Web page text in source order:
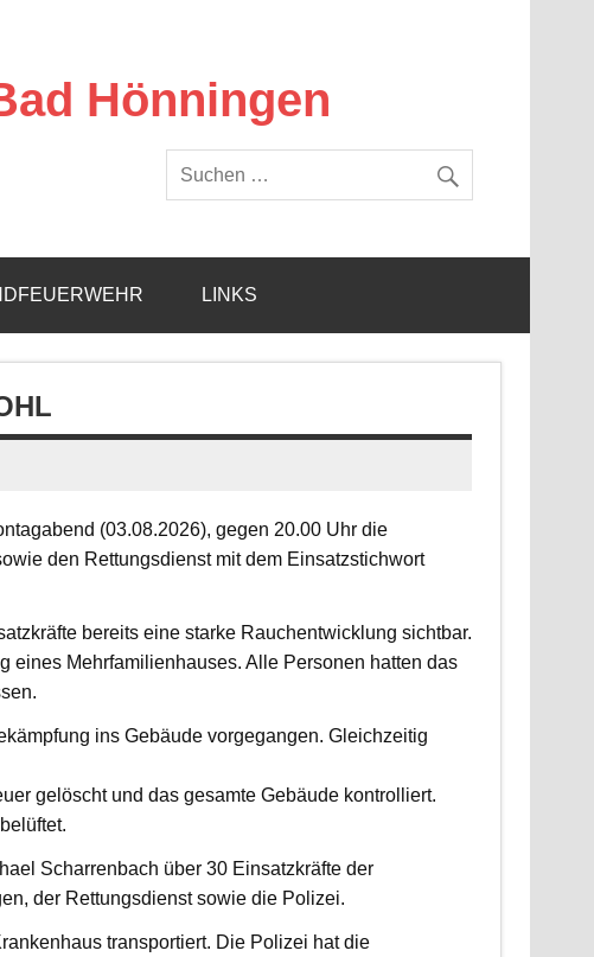
Hönningen
LINKS
(03.08.2026), gegen 20.00 Uhr die
den Rettungsdienst mit dem Einsatzstichwort
bereits eine starke Rauchentwicklung sichtbar.
eines Mehrfamilienhauses. Alle Personen hatten das
ins Gebäude vorgegangen. Gleichzeitig
gelöscht und das gesamte Gebäude kontrolliert.
Scharrenbach über 30 Einsatzkräfte der
der Rettungsdienst sowie die Polizei.
transportiert. Die Polizei hat die